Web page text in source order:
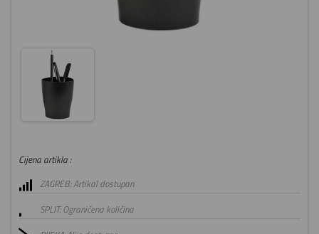
Cijena artikla :
ZAGREB: Artikal dostupan
SPLIT: Ograničena količina